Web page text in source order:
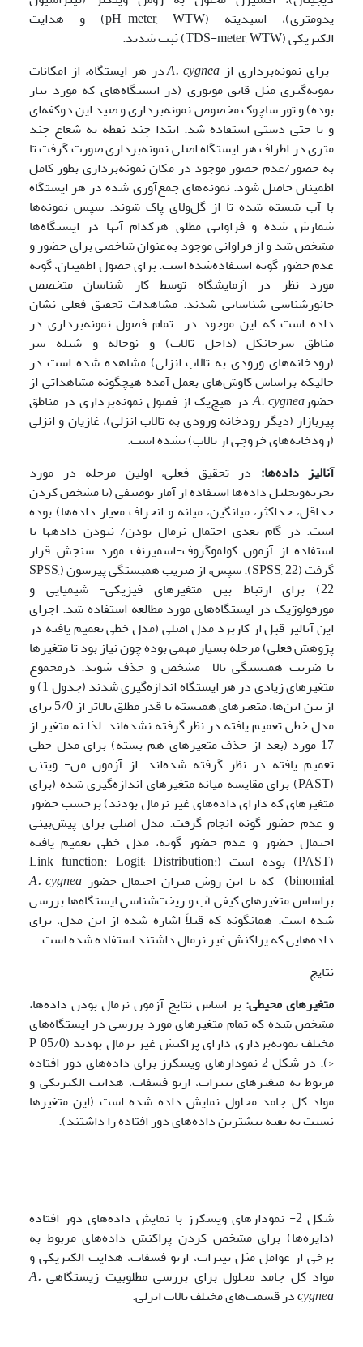
یدومتری)، اسیدیته (pH-meter, WTW) و هدایت
الکتریکی (TDS-meter, WTW) ثبت شدند.
برای نمونه‌برداری از
A. cygnea
در هر ایستگاه، از امکانات
نمونه‌گیری مثل قایق موتوری (در ایستگاه‌های که مورد نیاز
بوده) و تور ساچوک مخصوص نمونه‌برداری و صید این دوکفه‌ای
و یا حتی دستی استفاده شد. ابتدا چند نقطه به شعاع چند
متری در اطراف هر ایستگاه اصلی‌ نمونه‌برداری صورت گرفت تا
به حضور/عدم حضور موجود در مکان نمونه‌برداری بطور کامل
اطمینان حاصل شود. نمونه‌های جمع‌آوری شده در هر ایستگاه
با آب شسته شده تا از گل‌ولای پاک شوند. سپس نمونه‌ها
شمارش شده و فراوانی‌ مطلق هرکدام آنها در ایستگاه‌ها
مشخص شد و از فراوانی‌ موجود به‌عنوان شاخصی برای حضور و
عدم حضور گونه استفاده‌شده است. برای حصول اطمینان، گونه
مورد نظر در آزمایشگاه توسط کار شناسان متخصص
جانورشناسی شناسایی شدند. مشاهدات تحقیق فعلی نشان
داده است که این موجود در تمام فصول نمونه‌برداری در
مناطق سرخانکل (داخل تالاب) و نوخاله و شیله سر
(رودخانه‌های ورودی به تالاب انزلی) مشاهده شده است در
حالیکه براساس کاوش‌های بعمل آمده هیچگونه مشاهداتی از
حضور
A.cygnea
در هیچ‌یک از فصول نمونه‌برداری در مناطق
پیربازار (دیگر رودخانه ورودی به تالاب انزلی)، غازیان و انزلی
(رودخانه‌های خروجی از تالاب) نشده است.
آنالیز داده‌ها: در تحقیق فعلی، اولین مرحله در مورد
تجزیه‌وتحلیل داده‌ها استفاده از آمار توصیفی (با مشخص کردن
حداقل، حداکثر، میانگین، میانه و انحراف معیار داده‌ها) بوده
است. در گام بعدی احتمال نرمال بودن/ نبودن داده­ها با
استفاده از آزمون کولموگروف-اسمیرنف مورد سنجش قرار
گرفت (SPSS, 22). سپس، از ضریب همبستگی پیرسون (SPSS,
22) برای ارتباط بین متغیرهای فیزیکی- شیمیایی و
مورفولوژیک در ایستگاه‌های مورد مطالعه استفاده شد. اجرای
این آنالیز قبل از کاربرد مدل اصلی (مدل خطی تعمیم یافته در
پژوهش فعلی) مرحله بسیار مهمی بوده چون نیاز بود تا متغیرها
با ضریب همبستگی بالا مشخص و حذف شوند. درمجموع
متغیرهای زیادی در هر ایستگاه اندازه‌گیری شدند (جدول 1) و
از بین این‌ها، متغیرهای همبسته با قدر مطلق بالاتر از 5/0 برای
مدل خطی تعمیم یافته در نظر گرفته نشده‌اند. لذا نه متغیر از
17 مورد (بعد از حذف متغیرهای هم بسته) برای مدل خطی
تعمیم یافته در نظر گرفته شده‌اند. از آزمون من- ویتنی
(PAST) برای مقایسه میانه متغیرهای اندازه‌گیری شده (برای
متغیرهای که دارای داده‌های غیر نرمال بودند) برحسب حضور
و عدم حضور گونه انجام گرفت. مدل اصلی برای پیش‌بینی
احتمال حضور و عدم حضور گونه، مدل خطی تعمیم یافته
(PAST) بوده است (Link function: Logit; Distribution:
binomial) که با این روش میزان احتمال حضور
A. cygnea
براساس متغیرهای کیفی آب و ریخت‌شناسی ایستگاه‌ها بررسی
شده است. همانگونه که قبلاً اشاره شده از این مدل، برای
داده‌هایی که پراکنش غیر نرمال داشتند استفاده شده است.
نتایج
متغیرهای محیطی: بر اساس نتایج آزمون نرمال بودن داده‌ها،
مشخص شده که تمام متغیرهای مورد بررسی در ایستگاه‌های
مختلف نمونه‌برداری دارای پراکنش غیر نرمال بودند (05/0 P
<). در شکل 2 نمودارهای ویسکرز برای داده‌های دور افتاده
مربوط به متغیرهای نیترات، ارتو فسفات، هدایت الکتریکی و
مواد کل جامد محلول نمایش داده شده است (این متغیر‌ها
نسبت به بقیه بیشترین داده‌های دور افتاده را داشتند).
شکل 2- نمودارهای ویسکرز با نمایش داده‌های دور افتاده
(دایره‌ها) برای مشخص کردن پراکنش داده‌های مربوط به
برخی از عوامل مثل نیترات، ارتو فسفات، هدایت الکتریکی و
مواد کل جامد محلول برای بررسی مطلوبیت زیستگاهی A.
cygneaدر قسمت‌های مختلف تالاب انزلی.